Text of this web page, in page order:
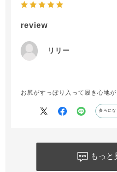
review
リリー
お尻がすっぽり入って履き心地が
参考にな
もっと